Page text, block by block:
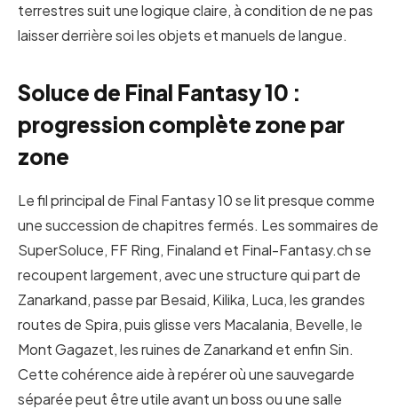
terrestres suit une logique claire, à condition de ne pas
laisser derrière soi les objets et manuels de langue.
Soluce de Final Fantasy 10 :
progression complète zone par
zone
Le fil principal de Final Fantasy 10 se lit presque comme
une succession de chapitres fermés. Les sommaires de
SuperSoluce, FF Ring, Finaland et Final-Fantasy.ch se
recoupent largement, avec une structure qui part de
Zanarkand, passe par Besaid, Kilika, Luca, les grandes
routes de Spira, puis glisse vers Macalania, Bevelle, le
Mont Gagazet, les ruines de Zanarkand et enfin Sin.
Cette cohérence aide à repérer où une sauvegarde
séparée peut être utile avant un boss ou une salle